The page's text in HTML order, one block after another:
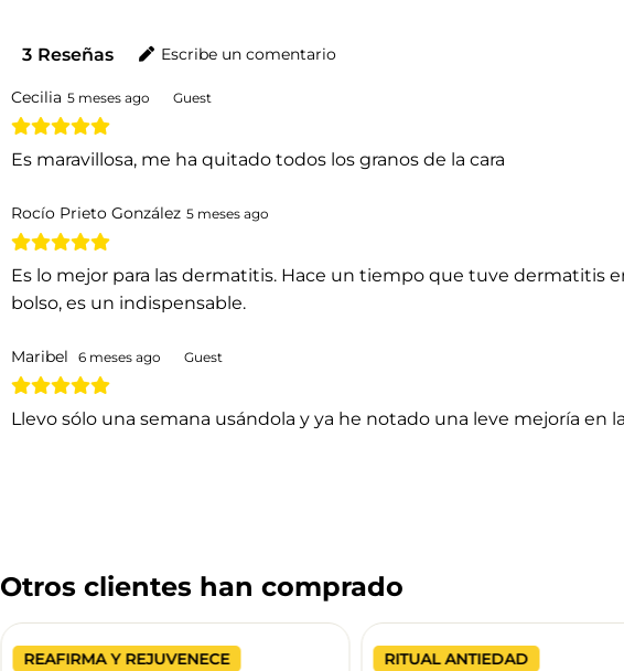
3 Reseñas Escribe un comentario
Cecilia 5 meses ago Guest
Es maravillosa, me ha quitado todos los granos de la cara
Rocío Prieto González 5 meses ago
Es lo mejor para las dermatitis. Hace un tiempo que tuve dermatitis
bolso, es un indispensable.
Maribel 6 meses ago Guest
Llevo sólo una semana usándola y ya he notado una leve mejoría
Otros clientes han comprado
REAFIRMA Y REJUVENECE RITUAL ANTIEDAD